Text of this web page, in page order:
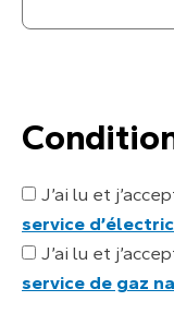
Conditions
J’ai lu et
service
J’ai lu et
service de gaz